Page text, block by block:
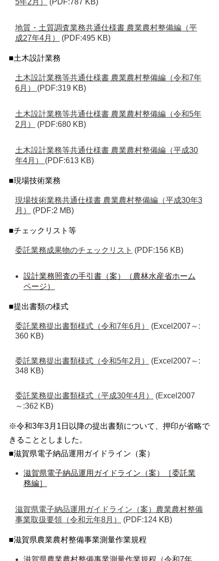
5年2月） (PDF:787 KB)
地質・土質調査業務共通仕様書 農業農村整備編（平
成27年4月）
(PDF:495 KB)
■土木設計業務
土木設計業務等共通仕様書 農業農村整備編（令和7年
6月） (PDF:319 KB)
土木設計業務等共通仕様書 農業農村整備編（令和5年
2月）
(PDF:680 KB)
土木設計業務等共通仕様書 農業農村整備編（平成30
年4月） (PDF:613 KB)
■現場技術業務
現場技術業務共通仕様書 農業農村整備編（平成30年3
月）
(PDF:2 MB)
■チェックリスト等
委託業務成果物のチェックリスト (PDF:156 KB)
設計業務照査の手引書（案）（農林水産省ホーム
ページ）
■提出書類の様式
委託業務提出書類様式（令和7年6月）
(Excel2007～:
360 KB)
委託業務提出書類様式（令和5年2月）
(Excel2007～:
348 KB)
委託業務提出書類様式（平成30年4月）
(Excel2007
～:362 KB)
※令和3年3月1日以降の提出書類について、押印が省略で
きることとしました。
■滋賀県電子納品運用ガイドライン（案）
滋賀県電子納品運用ガイドライン（案）［委託業
務編］
滋賀県電子納品運用ガイドライン（案）農業農村整備
事業取扱要領（令和元年8月）
(PDF:124 KB)
■滋賀県農業農村整備事業測量作業規程
滋賀県農業農村整備事業測量作業規程（令和7年